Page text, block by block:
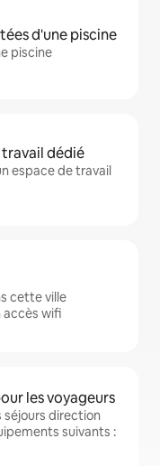
d'une piscine
piscine
travail dédié
espace de travail
cette ville
accès wifi
les voyageurs
séjours direction
suivants :